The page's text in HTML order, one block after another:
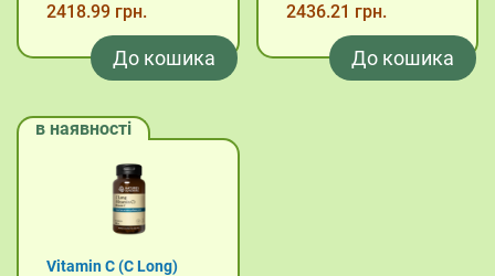
2418.99 грн.
До кошика
2436.21 грн.
До кошика
в наявності
Vitamin C (C Long)